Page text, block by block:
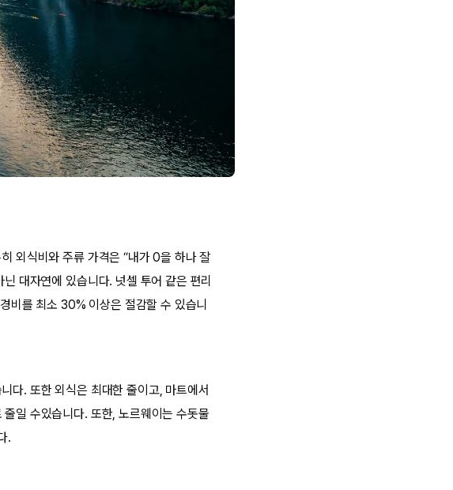
외식비와 주류 가격은 “내가 0을 하나 잘
대자연에 있습니다. 넛셀 투어 같은 편리
비를 최소 30% 이상은 절감할 수 있습니
다. 또한 외식은 최대한 줄이고, 마트에서
일 수있습니다. 또한, 노르웨이는 수돗물
.